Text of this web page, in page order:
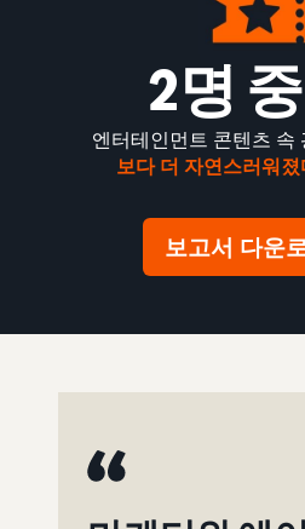
2명
엔터테인먼트 콘텐츠 속
보다 더 자연스러워졌
보고서 다운